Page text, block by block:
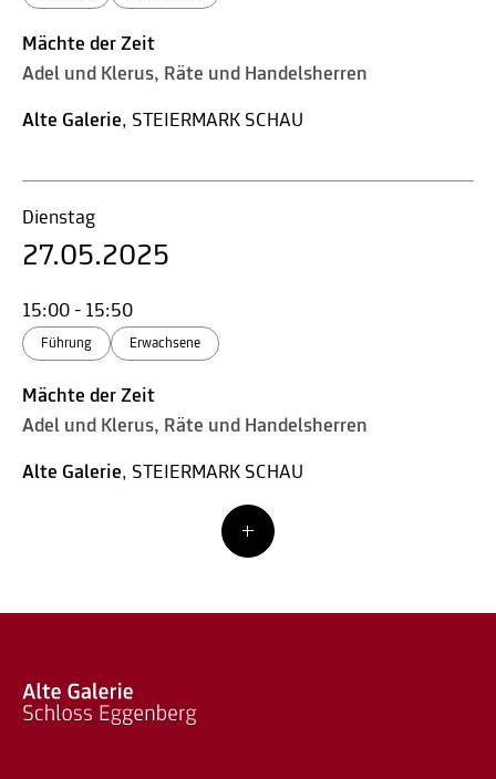
Mächte der Zeit
Adel und Klerus, Räte und Handelsherren
Alte Galerie, STEIERMARK SCHAU
Dienstag
27.05.2025
15:00 - 15:50
Führung Erwachsene
Mächte der Zeit
Adel und Klerus, Räte und Handelsherren
Alte Galerie, STEIERMARK SCHAU